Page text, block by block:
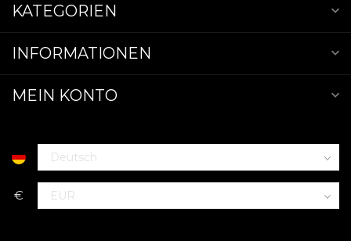
KATEGORIEN
INFORMATIONEN
MEIN KONTO
€